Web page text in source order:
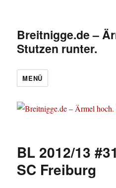
Breitnigge.de –
Stutzen runter.
MENÜ
BL 2012/13
SC Freiburg